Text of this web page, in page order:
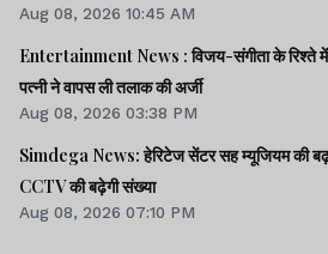
Aug 08, 2026 10:45 AM
Entertainment News : विजय-संगीता के रिश्ते में
पत्नी ने वापस ली तलाक की अर्जी
Aug 08, 2026 03:38 PM
Simdega News: हेरिटेज सेंटर सह म्यूजियम की
CCTV की बढ़ेगी संख्या
Aug 08, 2026 07:10 PM